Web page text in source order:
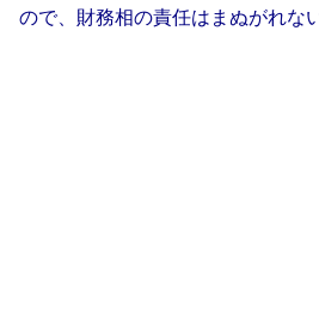
ので、財務相の責任はまぬがれな